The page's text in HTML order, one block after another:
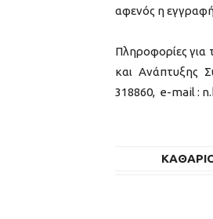
αφενός η
Πληροφορίες
και Ανάπτυξης
318860, e-mail :